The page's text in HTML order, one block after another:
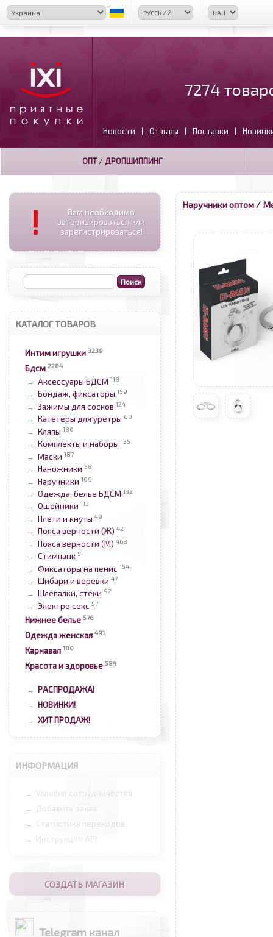
7274
Новости | Отзывы | Поставки |
ОПТ/ ДРОПШИППИНГ
!
Вам необходимо
авторизироваться или
зарегистрироваться!
КАТАЛОГ ТОВАРОВ
Интим игрушки 3239
Бдсм 2284
→ Аксессуары БДСМ 118
→ Бондаж, фиксаторы 159
→ Зажимы для сосков 124
→ Катетеры для уретры 60
→ Кляпы 180
→ Комплекты и наборы 135
→ Маски 187
→ Наножники 58
→ Наручники 109
→ Одежда, белье БДСМ 132
→ Ошейники 113
→ Плети и кнуты 49
→ Пояса верности (Ж) 42
→ Пояса верности (М) 463
→ Стимпанк 5
→ Фиксаторы на пенис 154
→ Шибари и веревки 47
→ Шлепалки, стеки 92
→ Электро секс 57
Нижнее белье 576
Одежда женская 491
Карнавал 100
Красота и здоровье 584
→ РАСПРОДАЖА!
→ НОВИНКИ!
→ ХИТ ПРОДАЖ!
ИНФОРМАЦИЯ
→ Условия сотрудничества
→ Добавить заказ
→ Статистика переходов
→ Инструкции API
СОЗДАТЬ МАГАЗИН
Telegram канал
Наручники оптом/